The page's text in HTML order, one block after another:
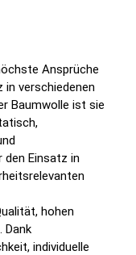
Ansprüche
verschiedenen
Baumwolle ist sie
Einsatz in
hohen
Dank
individuelle